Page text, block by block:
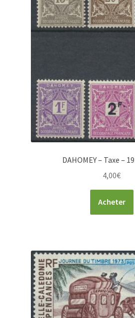
DAHOMEY – Taxe –
4,00€
Acheter